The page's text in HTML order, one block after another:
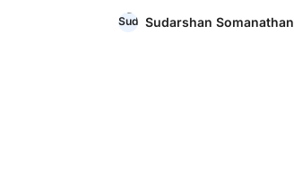
Sudarshan Somanathan